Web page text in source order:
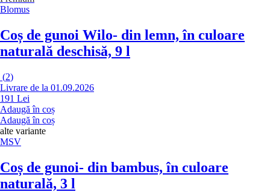
Blomus
Coș de gunoi Wilo- din lemn, în culoare
naturală deschisă, 9 l
(2)
Livrare de la 01.09.2026
191 Lei
Adaugă în coș
Adaugă în coș
alte variante
MSV
Coș de gunoi- din bambus, în culoare
naturală, 3 l